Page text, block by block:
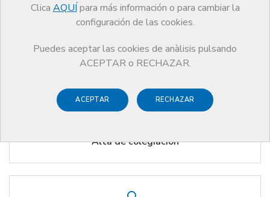
Clica AQUÍ para más información o para cambiar la
configuración de las cookies.
Puedes aceptar las cookies de anàlisis pulsando
ACEPTAR o RECHAZAR.
ACEPTAR RECHAZAR
Todas las gestiones que puedes realizar en el CoMB
Alta de colegiación